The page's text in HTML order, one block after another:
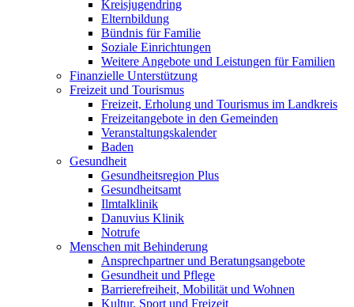
Kreisjugendring
Elternbildung
Bündnis für Familie
Soziale Einrichtungen
Weitere Angebote und Leistungen für Familien
Finanzielle Unterstützung
Freizeit und Tourismus
Freizeit, Erholung und Tourismus im Landkreis
Freizeitangebote in den Gemeinden
Veranstaltungskalender
Baden
Gesundheit
Gesundheitsregion Plus
Gesundheitsamt
Ilmtalklinik
Danuvius Klinik
Notrufe
Menschen mit Behinderung
Ansprechpartner und Beratungsangebote
Gesundheit und Pflege
Barrierefreiheit, Mobilität und Wohnen
Kultur, Sport und Freizeit